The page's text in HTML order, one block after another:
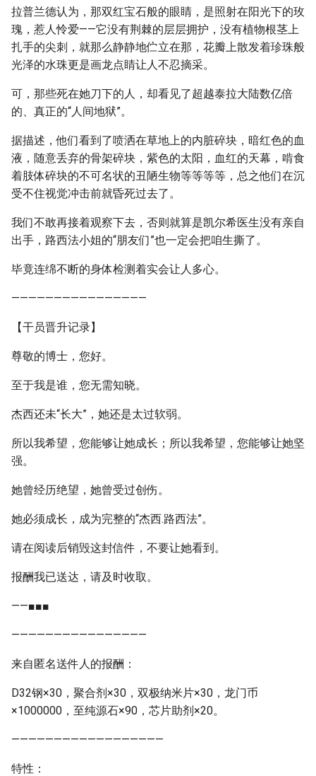
拉普兰德认为，那双红宝石般的眼睛，是照射在阳光下的玫
瑰，惹人怜爱——它没有荆棘的层层拥护，没有植物根茎上
扎手的尖刺，就那么静静地伫立在那，花瓣上散发着珍珠般
光泽的水珠更是画龙点睛让人不忍摘采。
可，那些死在她刀下的人，却看见了超越泰拉大陆数亿倍
的、真正的“人间地狱”。
据描述，他们看到了喷洒在草地上的内脏碎块，暗红色的血
液，随意丢弃的骨架碎块，紫色的太阳，血红的天幕，啃食
着肢体碎块的不可名状的丑陋生物等等等等，总之他们在沉
受不住视觉冲击前就昏死过去了。
我们不敢再接着观察下去，否则就算是凯尔希医生没有亲自
出手，路西法小姐的“朋友们”也一定会把咱生撕了。
毕竟连绵不断的身体检测着实会让人多心。
————————————————
【干员晋升记录】
尊敬的博士，您好。
至于我是谁，您无需知晓。
杰西还未“长大”，她还是太过软弱。
所以我希望，您能够让她成长；所以我希望，您能够让她坚
强。
她曾经历绝望，她曾受过创伤。
她必须成长，成为完整的“杰西.路西法”。
请在阅读后销毁这封信件，不要让她看到。
报酬我已送达，请及时收取。
——■■■
————————————————
来自匿名送件人的报酬：
D32钢×30，聚合剂×30，双极纳米片×30，龙门币
×1000000，至纯源石×90，芯片助剂×20。
——————————————————
特性：